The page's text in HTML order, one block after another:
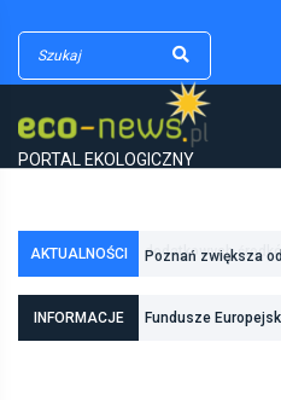
PORTAL EKOLOGICZNY
AKTUALNOŚCI Poznań zwiększa
INFORMACJE
Fundusze